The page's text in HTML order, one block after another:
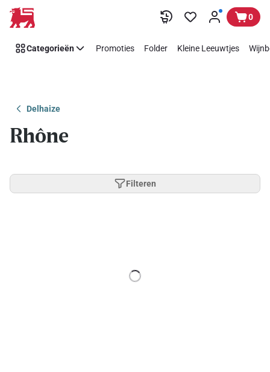
Overslaan 0
Categorieën Promoties Folder Kleine Leeuwtjes
Delhaize
Rhône
Filteren